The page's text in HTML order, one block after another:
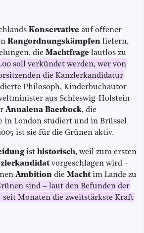
Konservative auf offener
Rangordnungskämpfen liefern,
die Machtfrage lautlos zu
soll verkündet werden, wer von
die Kanzlerkandidatur
Philosoph, Kinderbuchautor
aus Schleswig-Holstein
Annalena Baerbock, die
in London studiert und in Brüssel
ist sie für die Grünen aktiv.
ist historisch, weil zum ersten
vorgeschlagen wird –
Ambition die Macht im Lande zu
sind – laut den Befunden der
Monaten die zweitstärkste Kraft